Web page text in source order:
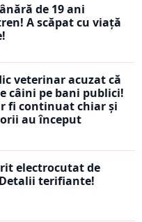
de 19 ani
A scăpat cu viață
veterinar acuzat că
câini pe bani publici!
fi continuat chiar și
au început
electrocutat de
terifiante!